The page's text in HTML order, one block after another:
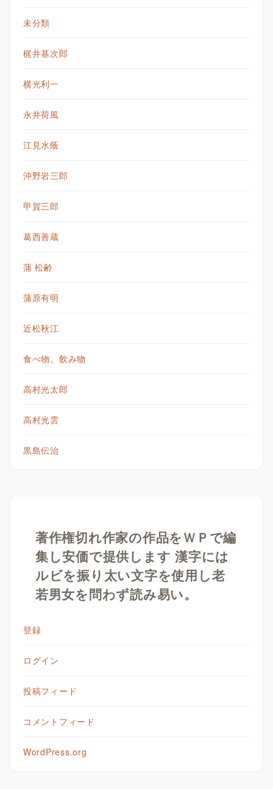
未分類
梶井基次郎
横光利一
永井荷風
江見水蔭
沖野岩三郎
甲賀三郎
葛西善蔵
蒲 松齢
蒲原有明
近松秋江
食べ物。飲み物
高村光太郎
高村光雲
黒島伝治
著作権切れ作家の作品をＷＰで編
集し安価で提供します 漢字には
ルビを振り太い文字を使用し老
若男女を問わず読み易い。
登録
ログイン
投稿フィード
コメントフィード
WordPress.org